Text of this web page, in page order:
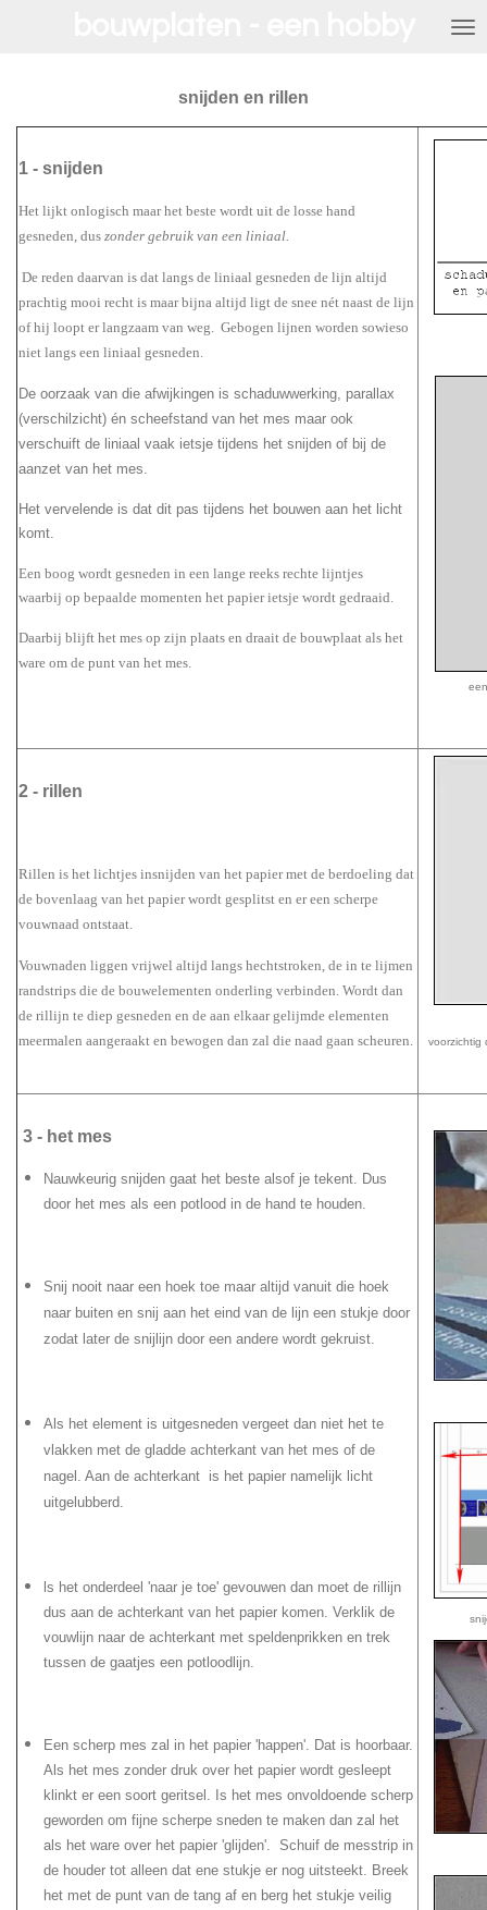
snijden en rillen
1 - snijden
Het lijkt onlogisch maar het beste wordt uit de losse hand
gesneden, dus zonder gebruik van een liniaal.
De reden daarvan is dat langs de liniaal gesneden de lijn altijd
prachtig mooi recht is maarbijna altijd ligt de snee nét naast de lijn
of hij loopt er langzaam van weg. Gebogen lijnen worden sowieso
niet langs een liniaal gesneden.
De oorzaak van die afwijkingen is schaduwwerking, parallax
(verschilzicht) én scheefstand van het mes maar ook
verschuift de liniaal vaak ietsje tijdens het snijden of bij de
aanzet van het mes.
Het vervelende is dat dit pas tijdens het bouwen aan het licht
komt.
Een boog wordt gesneden in een lange reeks rechte lijntjes
waarbij op bepaalde momenten het papier ietsje wordt gedraaid.
Daarbij blijft het mes op zijn plaats en draait de bouwplaat als het
ware om de punt van het mes.
2 - rillen
Rillen is het lichtjes insnijden van het papier met de berdoeling dat
de bovenlaag van het papier wordt gesplitst en er een scherpe
vouwnaad ontstaat.
Vouwnaden liggen vrijwel altijd langs hechtstroken, de in te lijmen
randstrips die de bouwelementen onderling verbinden. Wordt dan
de rillijn te diep gesneden en de aan elkaar gelijmde elementen
meermalen aangeraakt en bewogen dan zal die naad gaan scheuren.
voorzichtig
3 - het mes
Nauwkeurig snijden gaat het beste alsof je tekent. Dus
door het mes als een potlood in de hand te houden.
Snij nooit naar een hoek toe maar altijd vanuit die hoek
naar buiten en snij aan het eind van de lijn een stukje door
zodat later de snijlijn door een andere wordt gekruist.
Als het element is uitgesneden vergeet dan niet het te
vlakken met de gladde achterkant van het mes of de
nagel. Aan de achterkant is het papier namelijk licht
uitgelubberd.
ls het onderdeel 'naar je toe' gevouwen dan moet de rillijn
dus aan de achterkant van het papier komen. Verklik de
vouwlijn naar de achterkant met speldenprikken en trek
tussen de gaatjes een potloodlijn.
Een scherp mes zal in het papier 'happen'. Dat is hoorbaar.
Als het mes zonder druk over het papier wordt gesleept
klinkt er een soort geritsel. Is het mes onvoldoende scherp
geworden om fijne scherpe sneden te maken dan zal het
als het ware over het papier 'glijden'. Schuif de messtrip in
de houder tot alleen dat ene stukje er nog uitsteekt. Breek
het met de punt van de tang af en berg het stukje veilig